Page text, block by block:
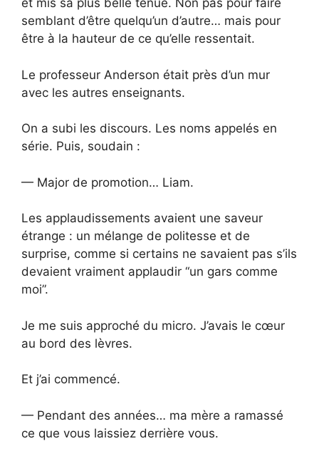
et mis sa plus belle tenue. Non pas pour faire
semblant d’être quelqu’un d’autre… mais pour
être à la hauteur de ce qu’elle ressentait.
Le professeur Anderson était près d’un mur
avec les autres enseignants.
On a subi les discours. Les noms appelés en
série. Puis, soudain :
— Major de promotion… Liam.
Les applaudissements avaient une saveur
étrange : un mélange de politesse et de
surprise, comme si certains ne savaient pas s’ils
devaient vraiment applaudir “un gars comme
moi”.
Je me suis approché du micro. J’avais le cœur
au bord des lèvres.
Et j’ai commencé.
— Pendant des années… ma mère a ramassé
ce que vous laissiez derrière vous.